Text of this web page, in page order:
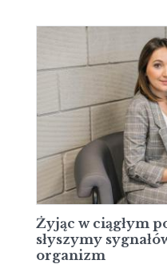
Żyjąc w ciągłym
słyszymy
organizm